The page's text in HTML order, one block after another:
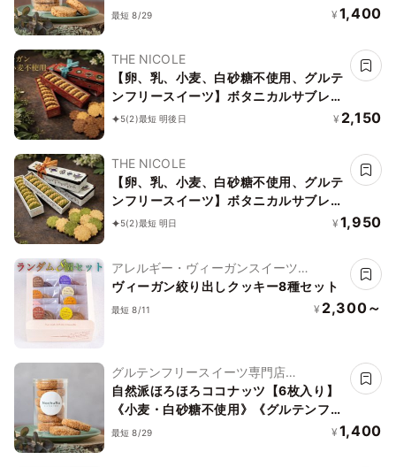
フリー》《アレルギー配慮》
最短 8/29 ¥ 1,400
THE NICOLE
【卵、乳、小麦、白砂糖不使用、グルテ
ンフリースイーツ】ボタニカルサブレ
カカオ、黒糖バニラサブレ缶 2種アソー
5(2)最短 明後日 ¥ 2,150
THE NICOLE
【卵、乳、小麦、白砂糖不使用、グルテ
ンフリースイーツ】ボタニカルサブレ
京抹茶、黒糖バニラサブレ缶 2種アソー
5(2)最短 明日 ¥ 1,950
アレルギー・ヴィーガンスイーツ
L'AURA(ローラ)
ヴィーガン絞り出しクッキー8種セット
最短 8/11 ¥ 2,300～
グルテンフリースイーツ専門店
NachuRa(ナチュラ)-南青山-
自然派ほろほろココナッツ【6枚入り】
《小麦・白砂糖不使用》《グルテンフリ
ー》《アレルギー配慮》
最短 8/29 ¥ 1,400